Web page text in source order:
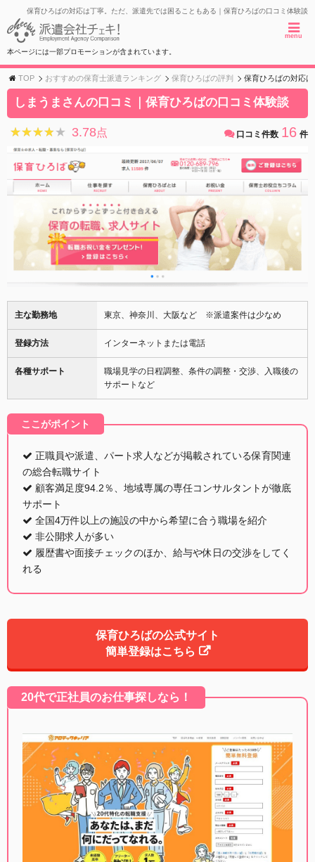
保育ひろばの対応は丁寧。ただ、派遣先では困ることもある｜保育ひろばの口コミ体験談
menu
本ページには一部プロモーションが含まれています。
TOP おすすめの保育士派遣ランキング 保育ひろばの評判 保育ひろばの対応
しまうまさんの口コミ｜保育ひろばの口コミ体験談
★★★★★
★★★★★ 3.78点 口コミ件数 16 件
主な勤務地 東京、神奈川、大阪など ※派遣案件は少なめ
登録方法 インターネットまたは電話
各種サポート
職場見学の日程調整、条件の調整・交渉、入職後の
サポートなど
ここがポイント
正職員や派遣、パート求人などが掲載されている保育関連
の総合転職サイト
顧客満足度94.2％、地域専属の専任コンサルタントが徹底
サポート
全国4万件以上の施設の中から希望に合う職場を紹介
非公開求人が多い
履歴書や面接チェックのほか、給与や休日の交渉をしてく
れる
保育ひろばの公式サイト
簡単登録はこちら
20代で正社員のお仕事探しなら！